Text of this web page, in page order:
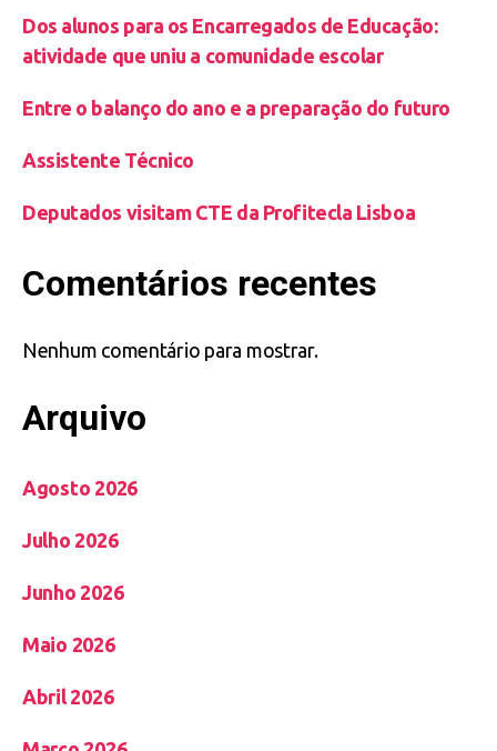
Dos alunos para os Encarregados de Educação:
atividade que uniu a comunidade escolar
Entre o balanço do ano e a preparação do futuro
Assistente Técnico
Deputados visitam CTE da Profitecla Lisboa
Comentários recentes
Nenhum comentário para mostrar.
Arquivo
Agosto 2026
Julho 2026
Junho 2026
Maio 2026
Abril 2026